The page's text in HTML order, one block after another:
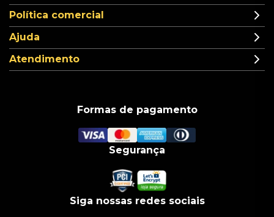
Política comercial
Ajuda
Atendimento
Formas de pagamento
Segurança
Siga nossas redes sociais